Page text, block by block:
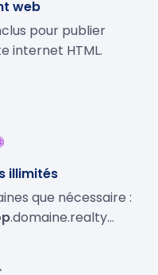
web
pour publier
internet HTML.
illimités
que nécessaire :
.domaine.realty…